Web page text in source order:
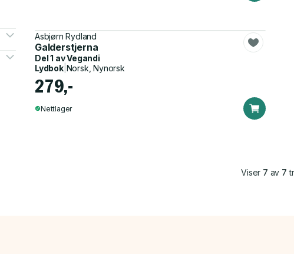
Asbjørn Rydland
Galderstjerna
Del 1 avVegandi
Lydbok| Norsk, Nynorsk
279,-
Nettlager
Viser 7 av 7